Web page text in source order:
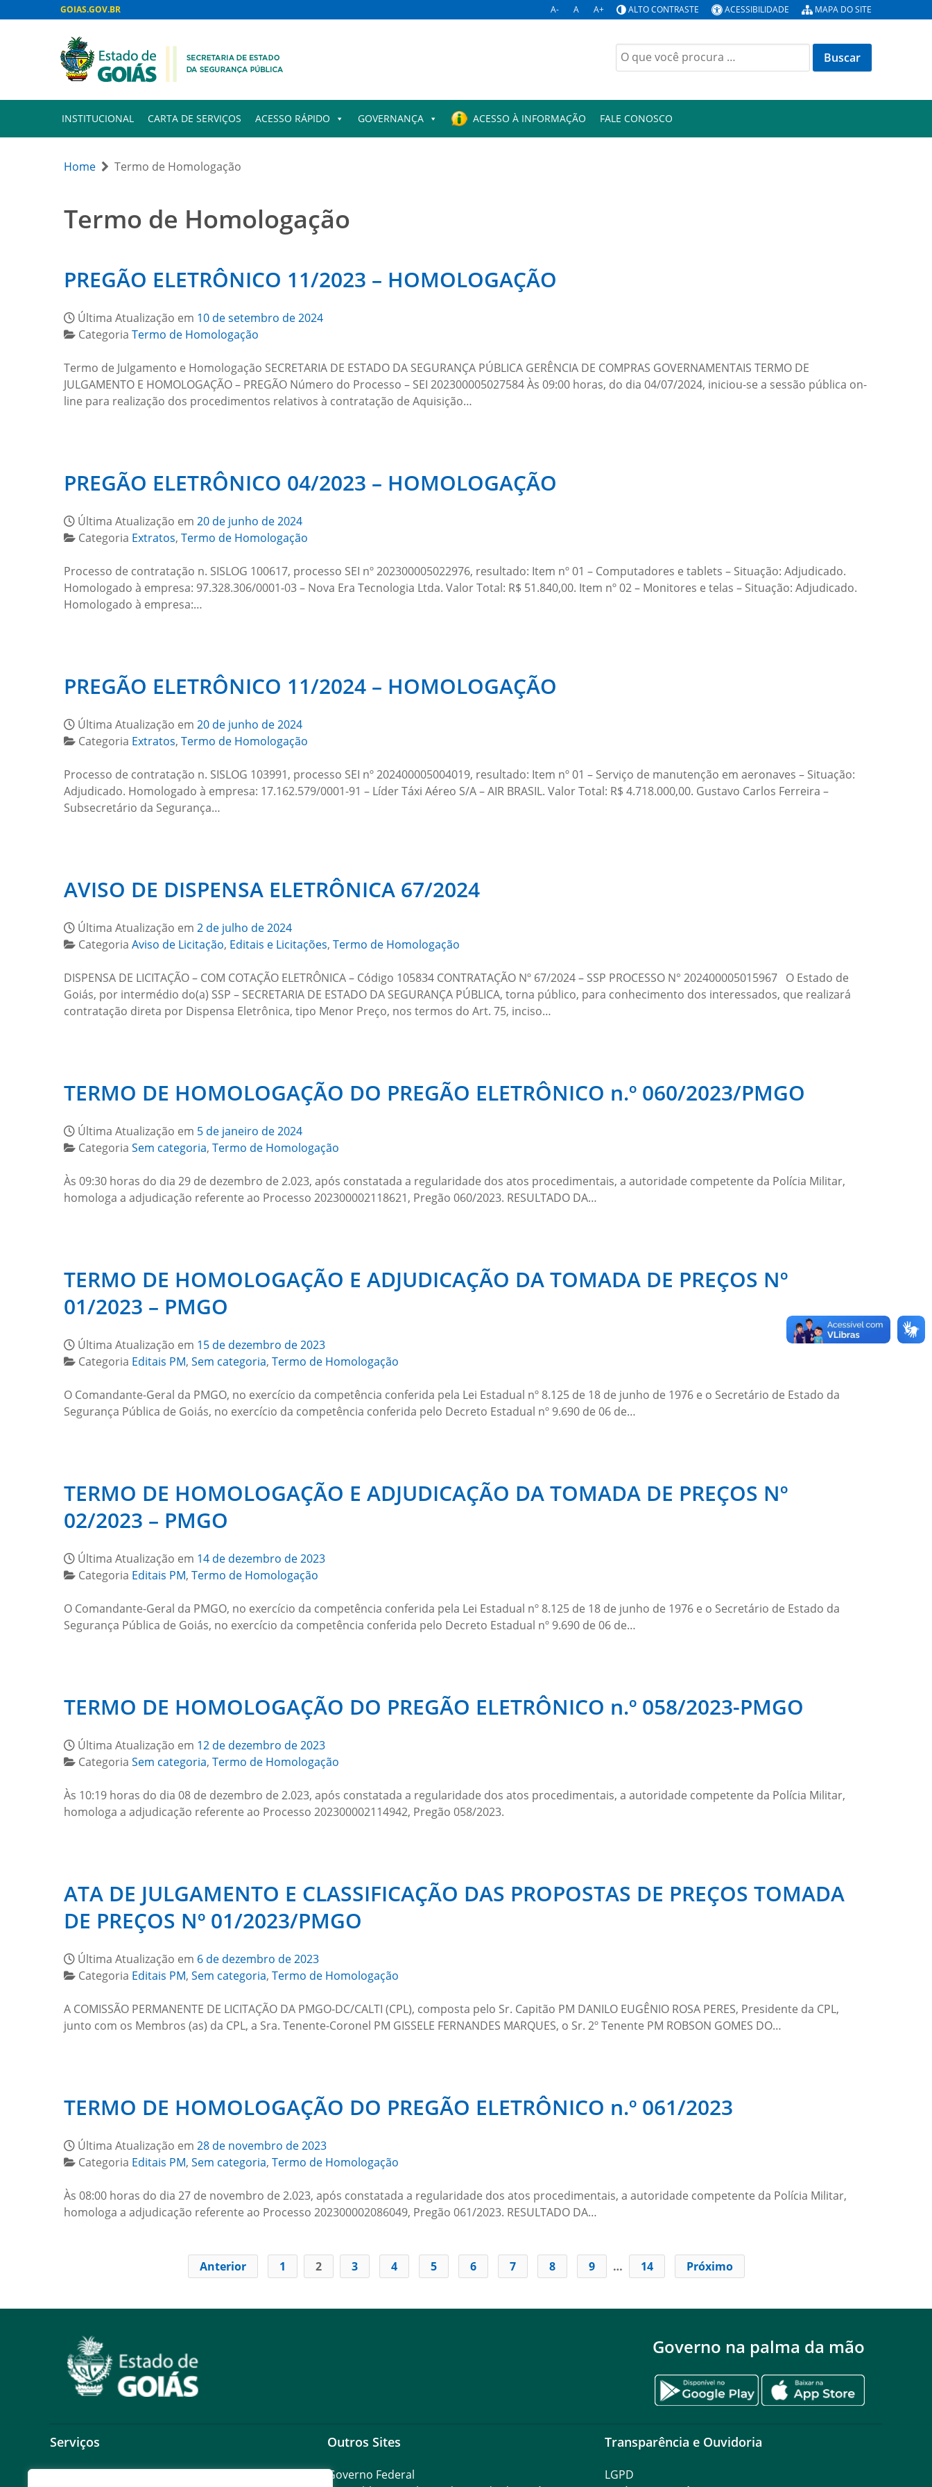
GOIAS.GOV.BR A- A A+ ALTO CONTRASTE ACESSIBILIDADE MAPA DO SITE
Buscar
por:
INSTITUCIONAL CARTA DE SERVIÇOS ACESSO RÁPIDO GOVERNANÇA ACESSO À INFORMAÇÃO FALE CONOSCO
Home Termo de Homologação
Termo de Homologação
PREGÃO ELETRÔNICO 11/2023 – HOMOLOGAÇÃO
Última Atualização em 10 de setembro de 2024
Categoria Termo de Homologação
Termo de Julgamento e Homologação SECRETARIA DE ESTADO DA SEGURANÇA PÚBLICA GERÊNCIA DE COMPRAS GOVERNAMENTAIS TERMO DE
JULGAMENTO E HOMOLOGAÇÃO – PREGÃO Número do Processo – SEI 202300005027584 Às 09:00 horas, do dia 04/07/2024, iniciou-se a sessão pública on-
line para realização dos procedimentos relativos à contratação de Aquisição…
PREGÃO ELETRÔNICO 04/2023 – HOMOLOGAÇÃO
Última Atualização em 20 de junho de 2024
Categoria Extratos, Termo de Homologação
Processo de contratação n. SISLOG 100617, processo SEI nº 202300005022976, resultado: Item nº 01 – Computadores e tablets – Situação: Adjudicado.
Homologado à empresa: 97.328.306/0001-03 – Nova Era Tecnologia Ltda. Valor Total: R$ 51.840,00. Item nº 02 – Monitores e telas – Situação: Adjudicado.
Homologado à empresa:…
PREGÃO ELETRÔNICO 11/2024 – HOMOLOGAÇÃO
Última Atualização em 20 de junho de 2024
Categoria Extratos, Termo de Homologação
Processo de contratação n. SISLOG 103991, processo SEI nº 202400005004019, resultado: Item nº 01 – Serviço de manutenção em aeronaves – Situação:
Adjudicado. Homologado à empresa: 17.162.579/0001-91 – Líder Táxi Aéreo S/A – AIR BRASIL. Valor Total: R$ 4.718.000,00. Gustavo Carlos Ferreira –
Subsecretário da Segurança…
AVISO DE DISPENSA ELETRÔNICA 67/2024
Última Atualização em 2 de julho de 2024
Categoria Aviso de Licitação, Editais e Licitações, Termo de Homologação
DISPENSA DE LICITAÇÃO – COM COTAÇÃO ELETRÔNICA – Código 105834 CONTRATAÇÃO Nº 67/2024 – SSP PROCESSO N° 202400005015967 O Estado de
Goiás, por intermédio do(a) SSP – SECRETARIA DE ESTADO DA SEGURANÇA PÚBLICA, torna público, para conhecimento dos interessados, que realizará
contratação direta por Dispensa Eletrônica, tipo Menor Preço, nos termos do Art. 75, inciso…
TERMO DE HOMOLOGAÇÃO DO PREGÃO ELETRÔNICO n.º 060/2023/PMGO
Última Atualização em 5 de janeiro de 2024
Categoria Sem categoria, Termo de Homologação
Às 09:30 horas do dia 29 de dezembro de 2.023, após constatada a regularidade dos atos procedimentais, a autoridade competente da Polícia Militar,
homologa a adjudicação referente ao Processo 202300002118621, Pregão 060/2023. RESULTADO DA…
TERMO DE HOMOLOGAÇÃO E ADJUDICAÇÃO DA TOMADA DE PREÇOS Nº
01/2023 – PMGO
Última Atualização em 15 de dezembro de 2023
Categoria Editais PM, Sem categoria, Termo de Homologação
O Comandante-Geral da PMGO, no exercício da competência conferida pela Lei Estadual nº 8.125 de 18 de junho de 1976 e o Secretário de Estado da
Segurança Pública de Goiás, no exercício da competência conferida pelo Decreto Estadual nº 9.690 de 06 de…
TERMO DE HOMOLOGAÇÃO E ADJUDICAÇÃO DA TOMADA DE PREÇOS Nº
02/2023 – PMGO
Última Atualização em 14 de dezembro de 2023
Categoria Editais PM, Termo de Homologação
O Comandante-Geral da PMGO, no exercício da competência conferida pela Lei Estadual nº 8.125 de 18 de junho de 1976 e o Secretário de Estado da
Segurança Pública de Goiás, no exercício da competência conferida pelo Decreto Estadual nº 9.690 de 06 de…
TERMO DE HOMOLOGAÇÃO DO PREGÃO ELETRÔNICO n.º 058/2023-PMGO
Última Atualização em 12 de dezembro de 2023
Categoria Sem categoria, Termo de Homologação
Às 10:19 horas do dia 08 de dezembro de 2.023, após constatada a regularidade dos atos procedimentais, a autoridade competente da Polícia Militar,
homologa a adjudicação referente ao Processo 202300002114942, Pregão 058/2023.
ATA DE JULGAMENTO E CLASSIFICAÇÃO DAS PROPOSTAS DE PREÇOS TOMADA
DE PREÇOS Nº 01/2023/PMGO
Última Atualização em 6 de dezembro de 2023
Categoria Editais PM, Sem categoria, Termo de Homologação
A COMISSÃO PERMANENTE DE LICITAÇÃO DA PMGO-DC/CALTI (CPL), composta pelo Sr. Capitão PM DANILO EUGÊNIO ROSA PERES, Presidente da CPL,
junto com os Membros (as) da CPL, a Sra. Tenente-Coronel PM GISSELE FERNANDES MARQUES, o Sr. 2º Tenente PM ROBSON GOMES DO…
TERMO DE HOMOLOGAÇÃO DO PREGÃO ELETRÔNICO n.º 061/2023
Última Atualização em 28 de novembro de 2023
Categoria Editais PM, Sem categoria, Termo de Homologação
Às 08:00 horas do dia 27 de novembro de 2.023, após constatada a regularidade dos atos procedimentais, a autoridade competente da Polícia Militar,
homologa a adjudicação referente ao Processo 202300002086049, Pregão 061/2023. RESULTADO DA…
Anterior 1 2 3 4 5 6 7 8 9 … 14 Próximo
Governo na palma da mão
Serviços Outros Sites
Governo Federal
Transparência e Ouvidoria
LGPD